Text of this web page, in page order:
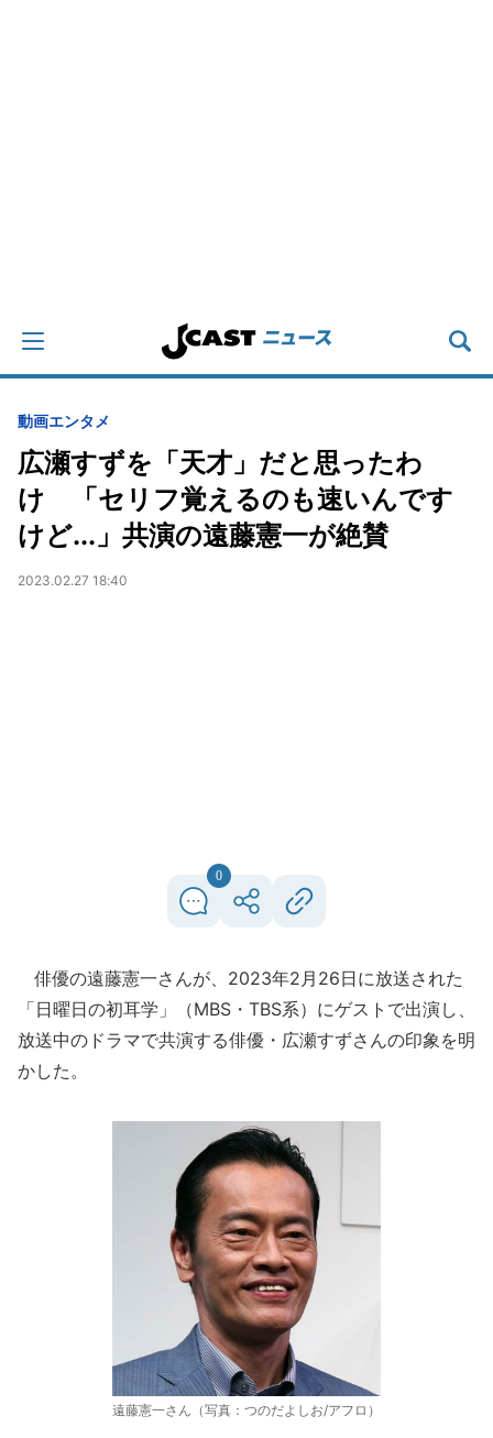
動画エンタメ
広瀬すずを「天才」だと思ったわ
け 「セリフ覚えるのも速いんです
けど...」共演の遠藤憲一が絶賛
2023.02.27 18:40
0
俳優の遠藤憲一さんが、2023年2月26日に放送された
「日曜日の初耳学」（MBS・TBS系）にゲストで出演し、
放送中のドラマで共演する俳優・広瀬すずさんの印象を明
かした。
遠藤憲一さん（写真：つのだよしお/アフロ）